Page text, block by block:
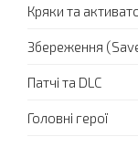
Кряки та
Збереження
Патчі та DLC
Головні герої